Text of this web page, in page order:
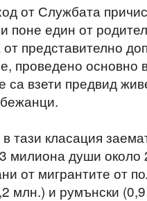
от Службата
поне един от
представително
проведено основно
са взети предвид
тази класация
милиона души
от мигрантите от
млн.) и румънски